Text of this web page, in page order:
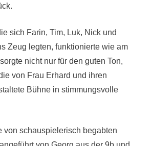
sich Farin, Tim, Luk, Nick und
Zeug legten, funktionierte wie am
nicht nur für den guten Ton,
von Frau Erhard und ihren
Bühne in stimmungsvolle
von schauspielerisch begabten